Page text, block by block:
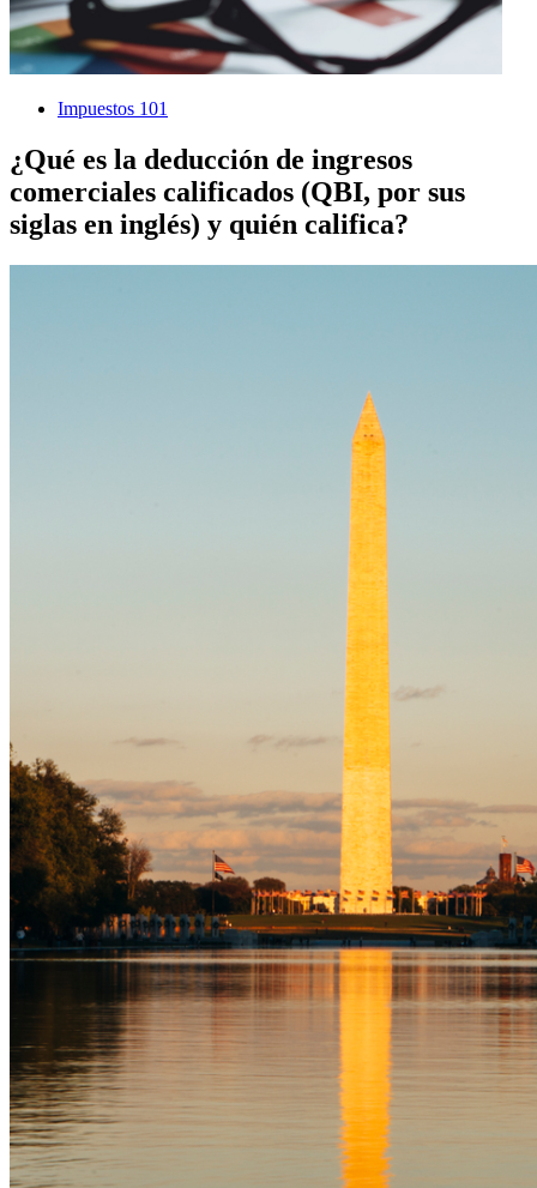
Impuestos 101
¿Qué es la deducción de ingresos
comerciales calificados (QBI, por sus
siglas en inglés) y quién califica?